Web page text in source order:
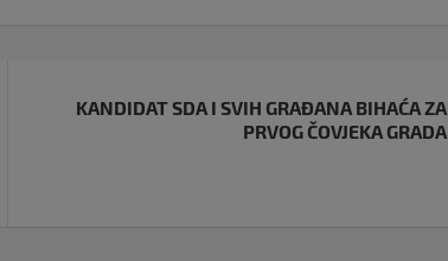
KANDIDAT SDA I SVIH GRAĐANA BIHAĆA ZA
PRVOG ČOVJEKA GRADA